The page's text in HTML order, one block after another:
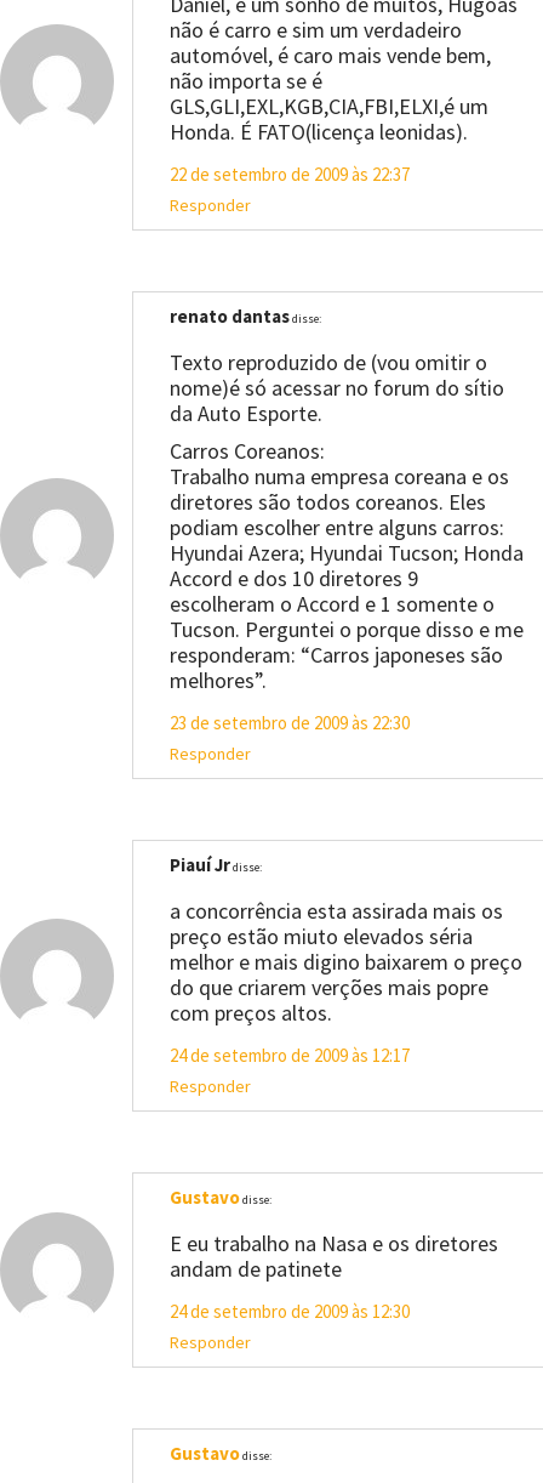
não é carro e sim um verdadeiro
automóvel, é caro mais vende bem,
não importa se é
GLS,GLI,EXL,KGB,CIA,FBI,ELXI,é um
Honda. É FATO(licença leonidas).
22 de setembro de 2009 às 22:37
Responder
renato dantasdisse:
Texto reproduzido de (vou omitir o
nome)é só acessar no forum do sítio
da Auto Esporte.
Carros Coreanos:
Trabalho numa empresa coreana e os
diretores são todos coreanos. Eles
podiam escolher entre alguns carros:
Hyundai Azera; Hyundai Tucson; Honda
Accord e dos 10 diretores 9
escolheram o Accord e 1 somente o
Tucson. Perguntei o porque disso e me
responderam: “Carros japoneses são
melhores”.
23 de setembro de 2009 às 22:30
Responder
Piauí Jrdisse:
a concorrência esta assirada mais os
preço estão miuto elevados séria
melhor e mais digino baixarem o preço
do que criarem verções mais popre
com preços altos.
24 de setembro de 2009 às 12:17
Responder
Gustavodisse:
E eu trabalho na Nasa e os diretores
andam de patinete
24 de setembro de 2009 às 12:30
Responder
Gustavodisse: